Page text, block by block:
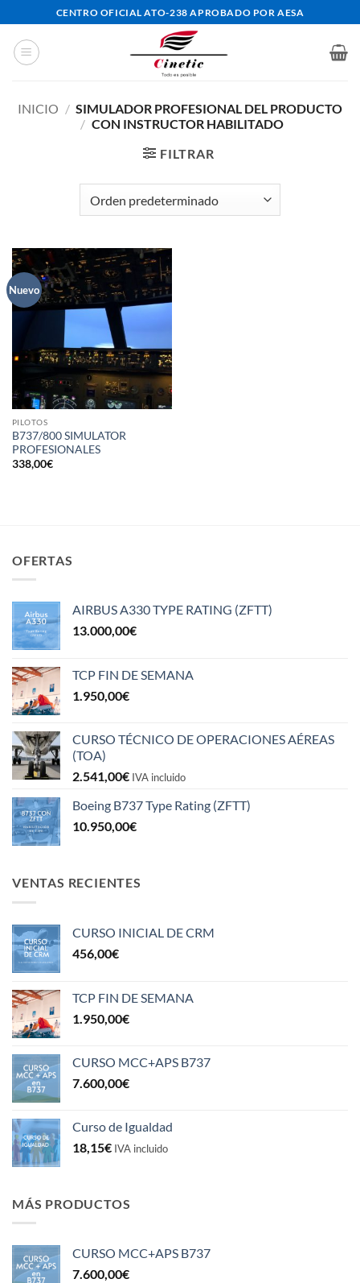
al
contenido
CENTRO OFICIAL ATO-238 APROBADO POR AESA
INICIO / SIMULADOR PROFESIONAL DEL PRODUCTO
/ CON INSTRUCTOR HABILITADO
FILTRAR
Nuevo
PILOTOS
B737/800 SIMULATOR
PROFESIONALES
338,00€
OFERTAS
AIRBUS A330 TYPE RATING (ZFTT)
13.000,00€
TCP FIN DE SEMANA
1.950,00€
CURSO TÉCNICO DE OPERACIONES AÉREAS
(TOA)
2.541,00€ IVA incluido
Boeing B737 Type Rating (ZFTT)
10.950,00€
VENTAS RECIENTES
CURSO INICIAL DE CRM
456,00€
TCP FIN DE SEMANA
1.950,00€
CURSO MCC+APS B737
7.600,00€
Curso de Igualdad
18,15€ IVA incluido
MÁS PRODUCTOS
CURSO MCC+APS B737
7.600,00€